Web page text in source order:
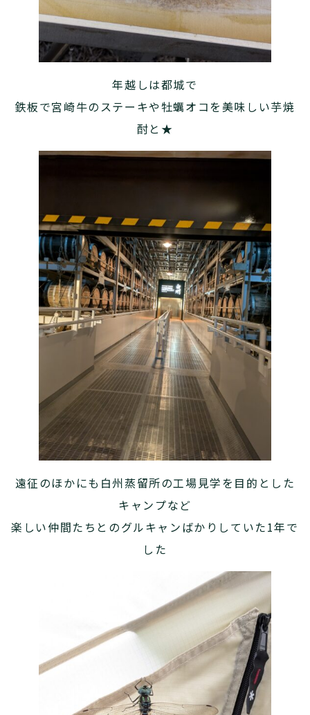
年越しは都城で
鉄板で宮崎牛のステーキや牡蠣オコを美味しい芋焼
酎と★
遠征のほかにも白州蒸留所の工場見学を目的とした
キャンプなど
楽しい仲間たちとのグルキャンばかりしていた1年で
した